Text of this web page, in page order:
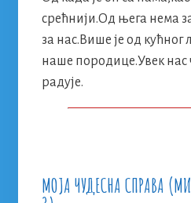
срећнији.Од њега нема
за нас.Више је од
наше породице.Увек нас
радује.
МОЈА ЧУДЕСНА СПРАВА